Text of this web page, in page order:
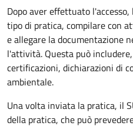
Dopo aver effettuato
tipo di pratica, compilare con
e allegare la documentazione
l'attività. Questa può
certificazioni, dichiarazioni di
ambientale.
Una volta inviata la pratica, il
della pratica, che può